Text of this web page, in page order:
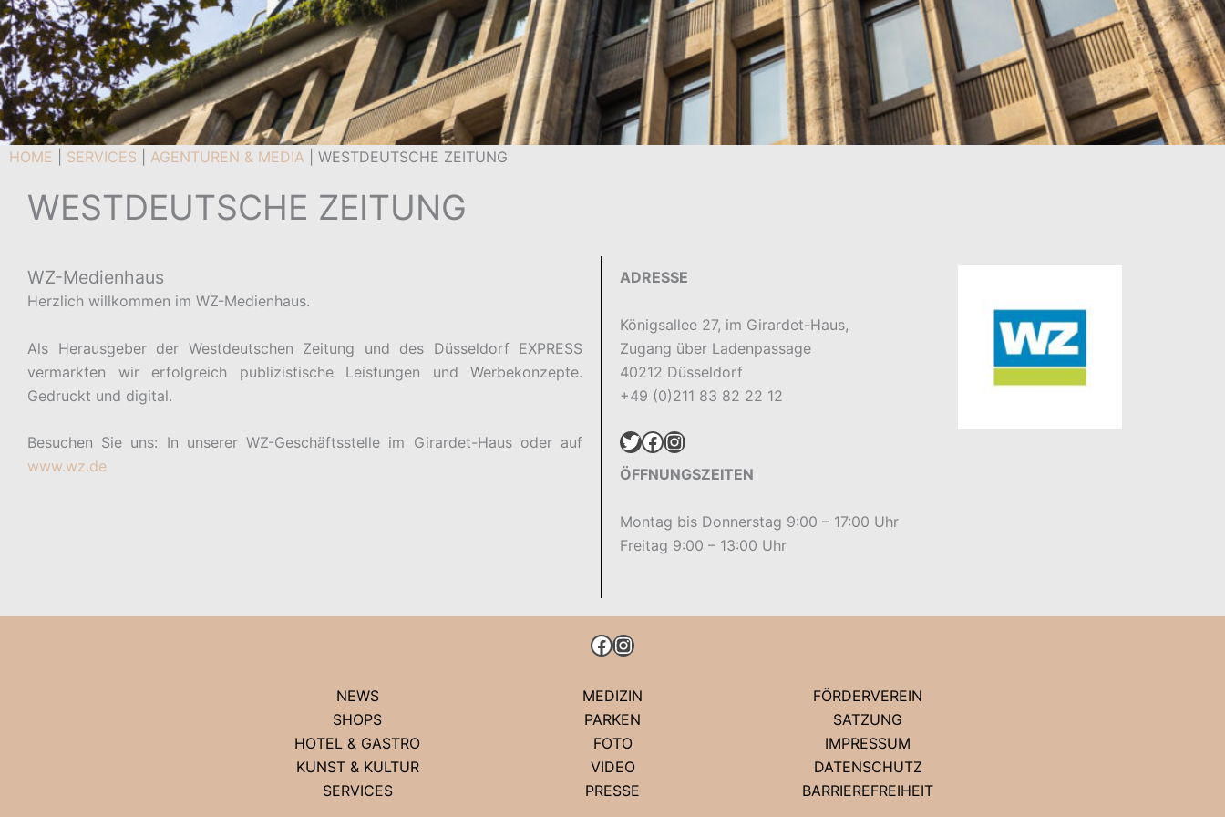
HOME SERVICES AGENTUREN & MEDIA WESTDEUTSCHE ZEITUNG
WESTDEUTSCHE ZEITUNG
WZ-Medienhaus
Herzlich willkommen im WZ-Medienhaus.
Als Herausgeber der Westdeutschen Zeitung und des Düsseldorf EXPRESS
vermarkten wir erfolgreich publizistische Leistungen und Werbekonzepte.
Gedruckt und digital.
Besuchen Sie uns: In unserer WZ-Geschäftsstelle im Girardet-Haus oder auf
www.wz.de
ADRESSE
Königsallee 27, im Girardet-Haus,
Zugang über Ladenpassage
40212 Düsseldorf
+49 (0)211 83 82 22 12
Twitter Facebook Instagram
ÖFFNUNGSZEITEN
Montag bis Donnerstag 9:00 – 17:00 Uhr
Freitag 9:00 – 13:00 Uhr
FACEBOOK
INSTAGRAM
NEWS
SHOPS
HOTEL & GASTRO
KUNST & KULTUR
SERVICES
MEDIZIN
PARKEN
FOTO
VIDEO
PRESSE
FÖRDERVEREIN
SATZUNG
IMPRESSUM
DATENSCHUTZ
BARRIEREFREIHEIT